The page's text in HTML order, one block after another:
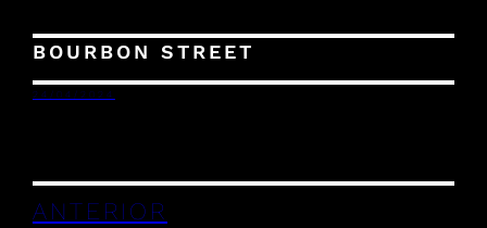
BOURBON STREET
24/04/2024
ANTERIOR